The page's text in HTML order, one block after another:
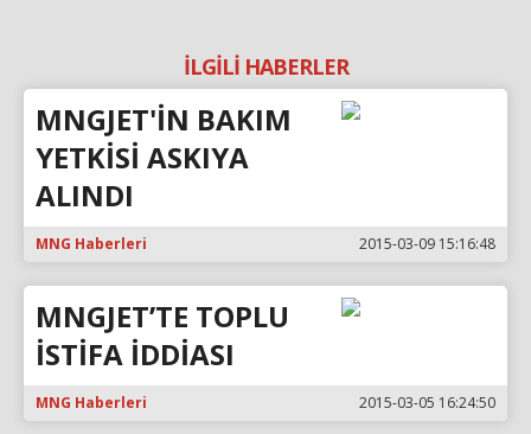
İLGİLİ HABERLER
MNGJET'İN BAKIM
YETKİSİ ASKIYA
ALINDI
MNG Haberleri 2015-03-09 15:16:48
MNGJET’TE TOPLU
İSTİFA İDDİASI
MNG Haberleri 2015-03-05 16:24:50